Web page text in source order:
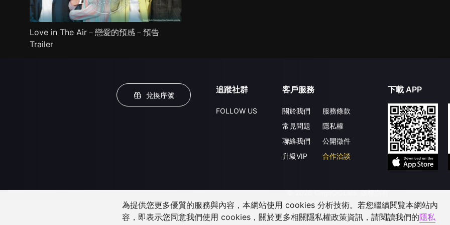
Love in The Air－戀愛的預感－預告
Trailer
兌換序號
追蹤社群
FOLLOW US
客戶服務
關於我們
常見問題
聯絡我們
升級VIP
服務條款
隱私權
公開徵件
合作洽談
下載 APP
©2026 GagaOOLala.版權所有
為提供您更多優質的服務與內容，本網站使用 cookies 分析技術。若您繼續閱覽本網站內
容，即表示您同意我們使用 cookies，關於更多相關隱私權政策資訊，請閱讀我們的隱私